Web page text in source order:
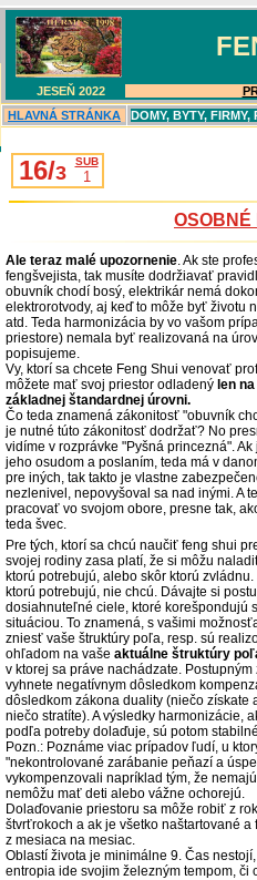
JESEŇ 2022
HLAVNÁ STRÁNKA DOMY, BYTY,
16/3
SUB
1
OSOBNÉ
Ale teraz malé upozornenie. Ak ste
fengšvejista, tak musíte dodržiavať
obuvník chodí bosý, elektrikár nemá
elektrorotvody, aj keď to môže byť životu
atd. Teda harmonizácia by vo vašom
priestore) nemala byť realizovaná na
popisujeme.
Vy, ktorí sa chcete Feng Shui venovať
môžete mať svoj priestor odladený len
základnej štandardnej úrovni.
Čo teda znamená zákonitosť "obuvník
je nutné túto zákonitosť dodržať? No
vidíme v rozprávke "Pyšná princezná".
jeho osudom a poslaním, teda má v
pre iných, tak takto je vlastne
nezlenivel, nepovyšoval sa nad inými. A
pracovať vo svojom obore, presne tak,
teda švec.
Pre tých, ktorí sa chcú naučiť feng shui
svojej rodiny zasa platí, že si môžu
ktorú potrebujú, alebo skôr ktorú
ktorú potrebujú, nie chcú. Dávajte si
dosiahnuteľné ciele, ktoré korešpondujú
situáciou. To znamená, s vašimi
zniesť vaše štruktúry poľa, resp. sú
ohľadom na vaše aktuálne štruktúry
v ktorej sa práve nachádzate. Postupným
vyhnete negatívnym dôsledkom
dôsledkom zákona duality (niečo získate
niečo stratíte). A výsledky harmonizácie,
podľa potreby dolaďuje, sú potom
Pozn.: Poznáme viac prípadov ľudí, u
"nekontrolované zarábanie peňazí a
vykompenzovali napríklad tým, že
nemôžu mať deti alebo vážne ochorejú.
Dolaďovanie priestoru sa môže robiť z
štvrťrokoch a ak je všetko naštartované a
z mesiaca na mesiac.
Oblastí života je minimálne 9. Čas
entropia ide svojim železným tempom, či